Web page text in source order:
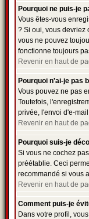
Pourquoi ne puis-je
Vous êtes-vous
? Si oui, vous devriez
vous ne pouvez
fonctionne toujours
Revenir en haut de
Pourquoi n'ai-je pas
Vous pouvez ne pas
Toutefois,
privée, l'envoi d'e-
Revenir en haut de
Pourquoi suis-je
Si vous ne cochez
préétablie. Ceci
recommandé si vous
Revenir en haut de
Comment puis-je
Dans votre profil,